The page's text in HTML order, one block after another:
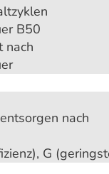
B50
nach
nach
G